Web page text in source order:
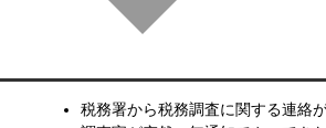
税務署から税務調査に関する連絡